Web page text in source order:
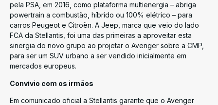
pela PSA, em 2016, como plataforma multienergia – abriga
powertrain a combustão, híbrido ou 100% elétrico – para
carros Peugeot e Citroën. A Jeep, marca que veio do lado
FCA da Stellantis, foi uma das primeiras a aproveitar esta
sinergia do novo grupo ao projetar o Avenger sobre a CMP,
para ser um SUV urbano a ser vendido inicialmente em
mercados europeus.
Convívio com os irmãos
Em comunicado oficial a Stellantis garante que o Avenger